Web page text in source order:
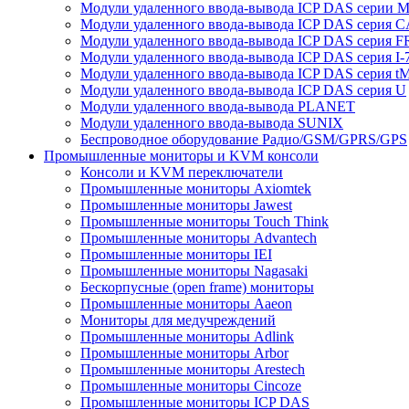
Модули удаленного ввода-вывода ICP DAS серии M
Модули удаленного ввода-вывода ICP DAS серия
Модули удаленного ввода-вывода ICP DAS серия
Модули удаленного ввода-вывода ICP DAS серия I-
Модули удаленного ввода-вывода ICP DAS серия
Модули удаленного ввода-вывода ICP DAS серия U
Модули удаленного ввода-вывода PLANET
Модули удаленного ввода-вывода SUNIX
Беспроводное оборудование Радио/GSM/GPRS/GPS
Промышленные мониторы и KVM консоли
Консоли и KVM переключатели
Промышленные мониторы Axiomtek
Промышленные мониторы Jawest
Промышленные мониторы Touch Think
Промышленные мониторы Advantech
Промышленные мониторы IEI
Промышленные мониторы Nagasaki
Бескорпусные (open frame) мониторы
Промышленные мониторы Aaeon
Мониторы для медучреждений
Промышленные мониторы Adlink
Промышленные мониторы Arbor
Промышленные мониторы Arestech
Промышленные мониторы Cincoze
Промышленные мониторы ICP DAS